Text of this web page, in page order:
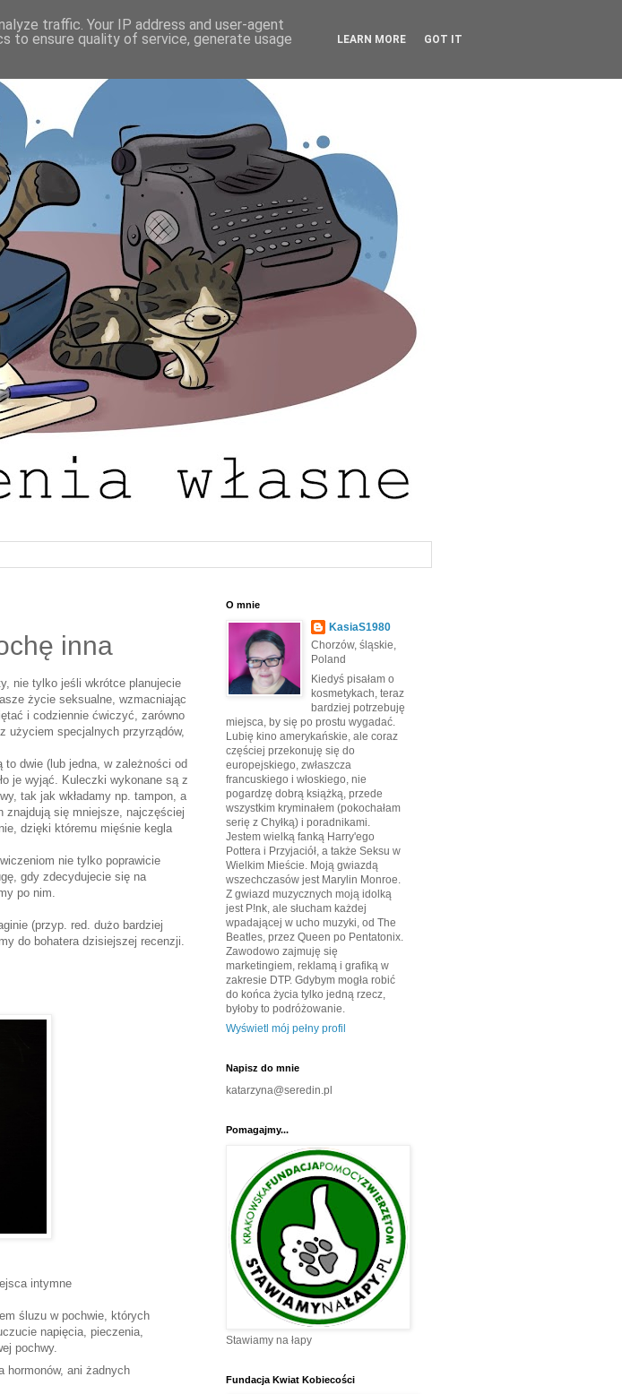
inna
nie tylko jeśli wkrótce planujecie
życie seksualne, wzmacniając
i codziennie ćwiczyć, zarówno
użyciem specjalnych przyrządów,
dwie (lub jedna, w zależności od
je wyjąć. Kuleczki wykonane są z
tak jak wkładamy np. tampon, a
znajdują się mniejsze, najczęściej
dzięki któremu mięśnie kegla
nie tylko poprawicie
gdy zdecydujecie się na
po nim.
(przyp. red. dużo bardziej
do bohatera dzisiejszej recenzji.
intymne
śluzu w pochwie, których
napięcia, pieczenia,
pochwy.
hormonów, ani żadnych
O mnie
KasiaS1980
Chorzów, śląskie,
Poland
Kiedyś pisałam o
kosmetykach, teraz
bardziej potrzebuję
miejsca, by się po prostu wygadać.
Lubię kino amerykańskie, ale coraz
częściej przekonuję się do
europejskiego, zwłaszcza
francuskiego i włoskiego, nie
pogardzę dobrą książką, przede
wszystkim kryminałem (pokochałam
serię z Chyłką) i poradnikami.
Jestem wielką fanką Harry'ego
Pottera i Przyjaciół, a także Seksu w
Wielkim Mieście. Moją gwiazdą
wszechczasów jest Marylin Monroe.
Z gwiazd muzycznych moją idolką
jest P!nk, ale słucham każdej
wpadającej w ucho muzyki, od The
Beatles, przez Queen po Pentatonix.
Zawodowo zajmuję się
marketingiem, reklamą i grafiką w
zakresie DTP. Gdybym mogła robić
do końca życia tylko jedną rzecz,
byłoby to podróżowanie.
Wyświetl mój pełny profil
Napisz do mnie
katarzyna@seredin.pl
Pomagajmy...
Stawiamy na łapy
Fundacja Kwiat Kobiecości
traffic. Your IP address and user-agent
to ensure quality of service, generate usage
LEARN MORE GOT IT